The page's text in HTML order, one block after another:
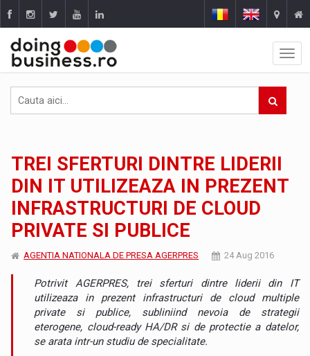
TREI SFERTURI DINTRE LIDERII
DIN IT UTILIZEAZA IN PREZENT
INFRASTRUCTURI DE CLOUD
PRIVATE SI PUBLICE
AGENTIA NATIONALA DE PRESA AGERPRES 24 Aug 2016
Potrivit AGERPRES, trei sferturi dintre liderii din IT
utilizeaza in prezent infrastructuri de cloud multiple
private si publice, subliniind nevoia de strategii
eterogene, cloud-ready HA/DR si de protectie a datelor,
se arata intr-un studiu de specialitate.